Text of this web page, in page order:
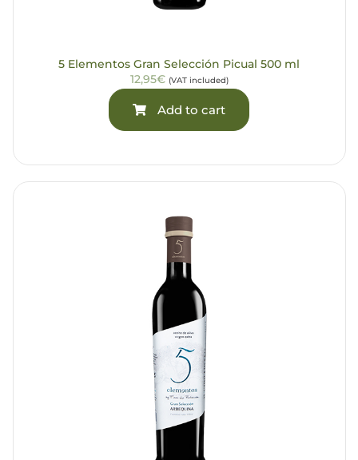
5 Elementos Gran Selección Picual 500 ml
12,95€ (VAT included)
Add to cart